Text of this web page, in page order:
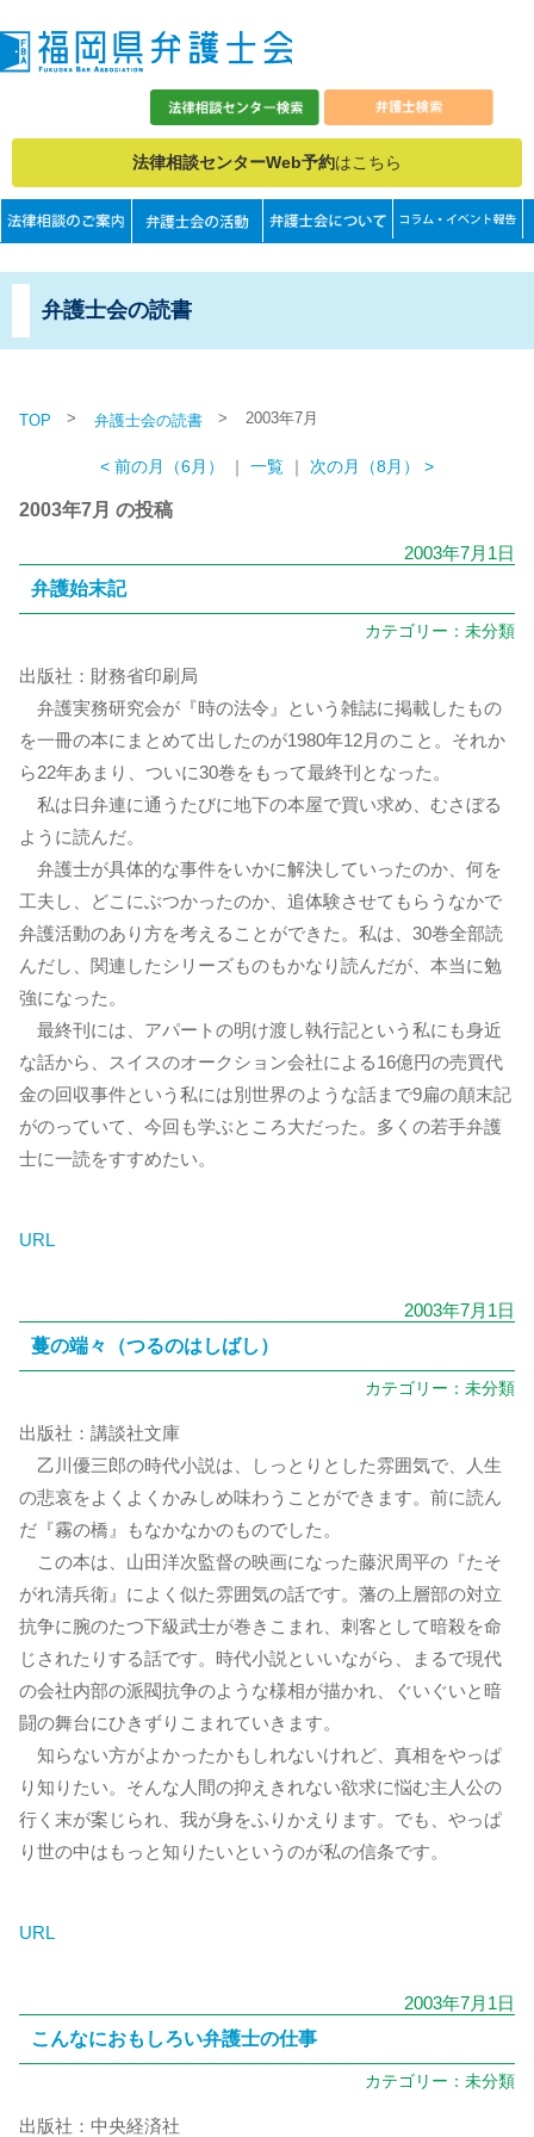
法律相談センターWeb予約はこちら
弁護士会の読書
TOP > 弁護士会の読書 > 2003年7月
< 前の月（6月） ｜ 一覧 ｜ 次の月（8月） >
2003年7月 の投稿
2003年7月1日
弁護始末記
カテゴリー： 未分類
出版社：財務省印刷局
弁護実務研究会が『時の法令』という雑誌に掲載したもの
を一冊の本にまとめて出したのが1980年12月のこと。それか
ら22年あまり、ついに30巻をもって最終刊となった。
私は日弁連に通うたびに地下の本屋で買い求め、むさぼる
ように読んだ。
弁護士が具体的な事件をいかに解決していったのか、何を
工夫し、どこにぶつかったのか、追体験させてもらうなかで
弁護活動のあり方を考えることができた。私は、30巻全部読
んだし、関連したシリーズものもかなり読んだが、本当に勉
強になった。
最終刊には、アパートの明け渡し執行記という私にも身近
な話から、スイスのオークション会社による16億円の売買代
金の回収事件という私には別世界のような話まで9扁の顛末記
がのっていて、今回も学ぶところ大だった。多くの若手弁護
士に一読をすすめたい。
URL
2003年7月1日
蔓の端々（つるのはしばし）
カテゴリー： 未分類
出版社：講談社文庫
乙川優三郎の時代小説は、しっとりとした雰囲気で、人生
の悲哀をよくよくかみしめ味わうことができます。前に読ん
だ『霧の橋』もなかなかのものでした。
この本は、山田洋次監督の映画になった藤沢周平の『たそ
がれ清兵衛』によく似た雰囲気の話です。藩の上層部の対立
抗争に腕のたつ下級武士が巻きこまれ、刺客として暗殺を命
じされたりする話です。時代小説といいながら、まるで現代
の会社内部の派閥抗争のような様相が描かれ、ぐいぐいと暗
闘の舞台にひきずりこまれていきます。
知らない方がよかったかもしれないけれど、真相をやっぱ
り知りたい。そんな人間の抑えきれない欲求に悩む主人公の
行く末が案じられ、我が身をふりかえります。でも、やっぱ
り世の中はもっと知りたいというのが私の信条です。
URL
2003年7月1日
こんなにおもしろい弁護士の仕事
カテゴリー： 未分類
出版社：中央経済社